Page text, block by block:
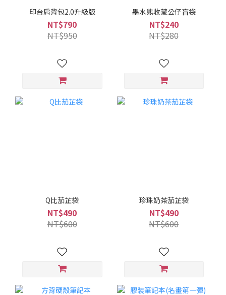
印台肩背包2.0升級版
NT$790
NT$950
墨水熊收藏公仔盲袋
NT$240
NT$280
Q比茄芷袋
NT$490
NT$600
珍珠奶茶茄芷袋
NT$490
NT$600